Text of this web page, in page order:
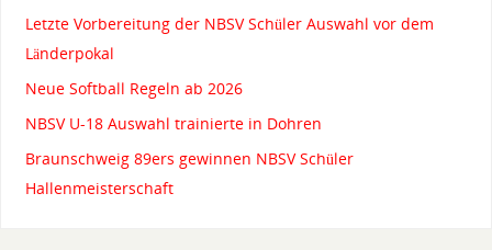
Letzte Vorbereitung der NBSV Schüler Auswahl vor dem
Länderpokal
Neue Softball Regeln ab 2026
NBSV U-18 Auswahl trainierte in Dohren
Braunschweig 89ers gewinnen NBSV Schüler
Hallenmeisterschaft